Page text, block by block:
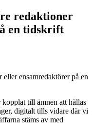
redaktioner
en tidskrift
till ämnen att hållas
digitalt tills vidare där vi
stäms av med